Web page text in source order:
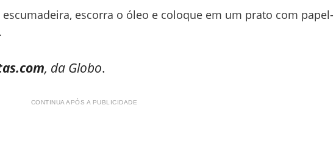
escorra o óleo e coloque em um prato com papel-
, da Globo.
CONTINUA APÓS A PUBLICIDADE